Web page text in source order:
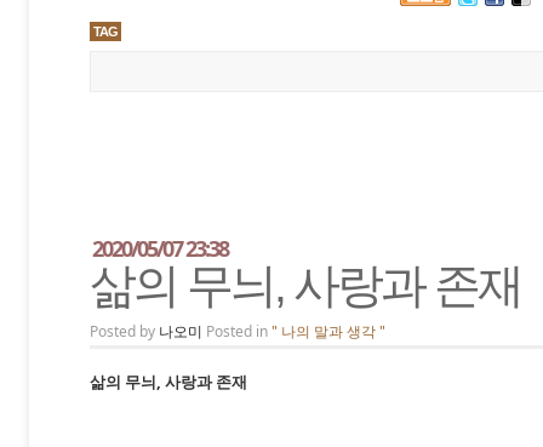
TAG
삶의 무늬, 사랑과 존재
2020/05/07 23:38
Posted by 나오미 Posted in" 나의 말과 생각 "
삶의 무늬, 사랑과 존재